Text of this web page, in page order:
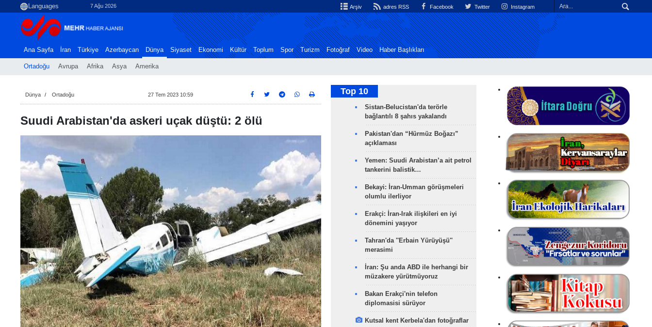
7 Ağu 2026 Arşiv adres RSS Facebook Twitter Instagram
Ana Sayfa İran Türkiye Azerbaycan Dünya
Ortadoğu Avrupa Afrika Asya Amerika
Siyaset Ekonomi Kültür Toplum Spor Turizm Fotoğraf Video Haber Başlıkları
Dünya Ortadoğu 27 Tem 2023 10:59
Suudi Arabistan'da askeri uçak düştü: 2 ölü
Top 10
Sistan-Belucistan'da terörle
bağlantılı 8 şahıs yakalandı
Pakistan'dan “Hürmüz Boğazı”
açıklaması
Yemen: Suudi Arabistan’a ait petrol
tankerini balistik…
Bekayi: İran-Umman görüşmeleri
olumlu ilerliyor
Erakçi: İran-Irak ilişkileri en iyi
dönemini yaşıyor
Tahran'da ''Erbain Yürüyüşü''
merasimi
İran: Şu anda ABD ile herhangi bir
müzakere yürütmüyoruz
Bakan Erakçi'nin telefon
diplomasisi sürüyor
Kutsal kent Kerbela'dan fotoğraflar